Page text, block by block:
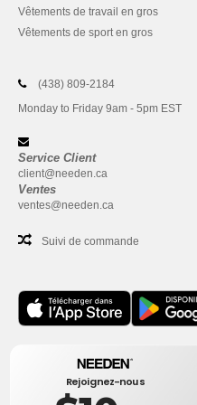
Vêtements de travail en gros
Vêtements de sport en gros
(438) 809-2184
Monday to Friday 9am - 5pm EST
Service Client
client@needen.ca
Ventes
ventes@needen.ca
Suivi de commande
Bureau
One Dundas Street West Suite 2500
Toronto, Ontario, M5G 1Z3
Rejoignez-nous